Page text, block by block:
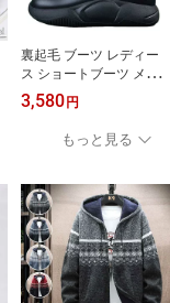
裏起毛 ブーツ レディー
ス ショートブーツ メン
ズ 厚底パンプス 冬用 外
反母趾 レディースシュー
ズ 裏起毛 厚底すりっぽ
ん レディース シューズ 4
ッポン 履きやすい 耐摩
耗 シューズ スリッポン
シューズ 女性
3,580 円
もっと見る